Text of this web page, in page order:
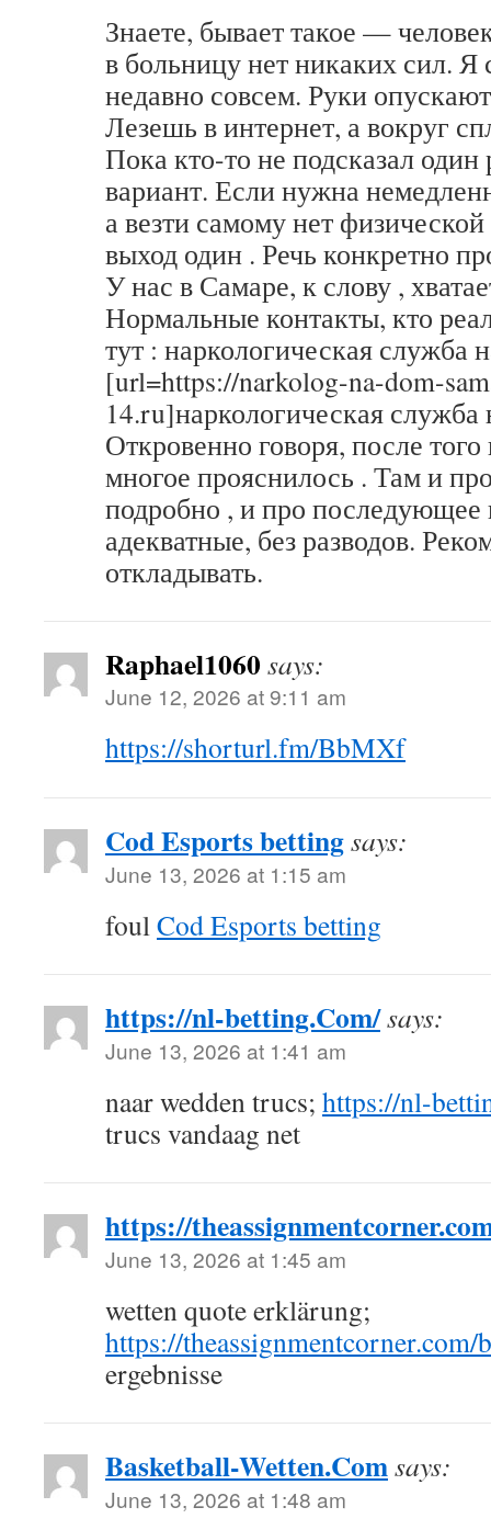
Знаете, бывает такое —
в больницу нет никаких сил. Я
недавно совсем. Руки
Лезешь в интернет, а вокруг
Пока кто-то не подсказал
вариант. Если нужна
а везти самому нет
выход один . Речь конкретно
У нас в Самаре, к слову ,
Нормальные контакты, кто
тут : наркологическая служба
[url=https://narkolog-na-dom-
14.ru]наркологическая
Откровенно говоря, после
многое прояснилось . Там и
подробно , и про
адекватные, без разводов.
откладывать.
Raphael1060says:
June 12, 2026 at 9:11 am
https://shorturl.fm/BbMXf
Cod Esports bettingsays:
June 13, 2026 at 1:15 am
foulCod Esports betting
https://nl-betting.Com/says:
June 13, 2026 at 1:41 am
naar wedden trucs; https://nl-
trucs vandaag net
https://
June 13, 2026 at 1:45 am
wetten quote erklärung;
https://theassignmentcorner.com/
ergebnisse
Basketball-Wetten.Comsays:
June 13, 2026 at 1:48 am